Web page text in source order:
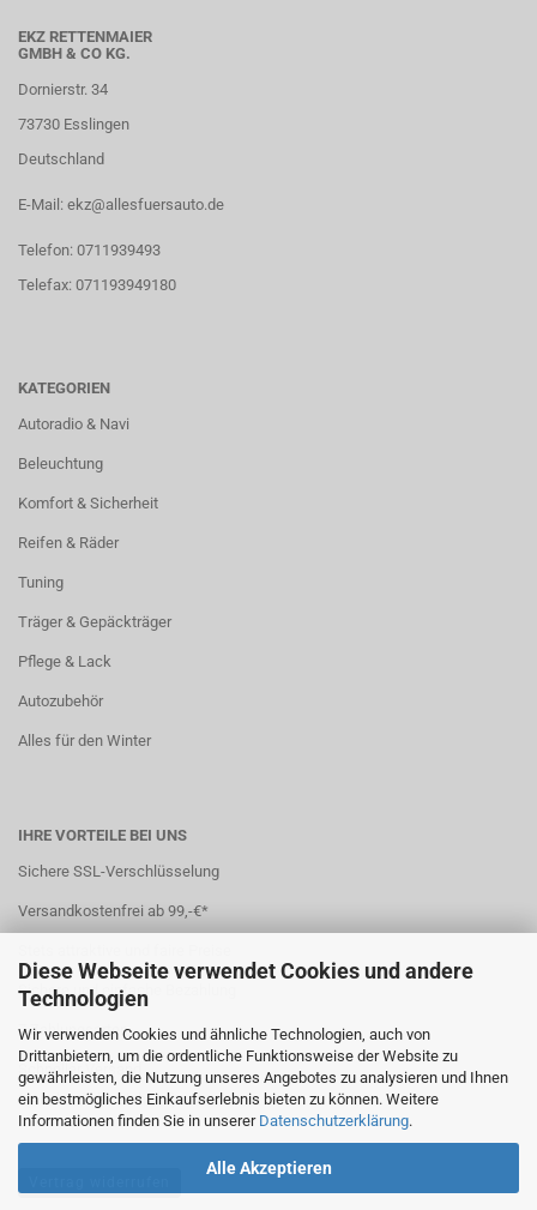
Diese Webseite verwendet Cookies und andere
Technologien
Wir verwenden Cookies und ähnliche Technologien, auch von
Drittanbietern, um die ordentliche Funktionsweise der Website zu
gewährleisten, die Nutzung unseres Angebotes zu analysieren und Ihnen
ein bestmögliches Einkaufserlebnis bieten zu können. Weitere
Informationen finden Sie in unserer Datenschutzerklärung.
Alle Akzeptieren
EKZ RETTENMAIER
GMBH & CO KG.
Dornierstr. 34
73730 Esslingen
Deutschland
E-Mail: ekz@allesfuersauto.de
Telefon: 0711939493
Telefax: 071193949180
KATEGORIEN
Autoradio & Navi
Beleuchtung
Komfort & Sicherheit
Reifen & Räder
Tuning
Träger & Gepäckträger
Pflege & Lack
Autozubehör
Alles für den Winter
IHRE VORTEILE BEI UNS
Sichere SSL-Verschlüsselung
Versandkostenfrei ab 99,-€*
Sichere und einfache Bezahlung
7 Zahlungsarten
Schneller Versand
*(Ausland abweichend)